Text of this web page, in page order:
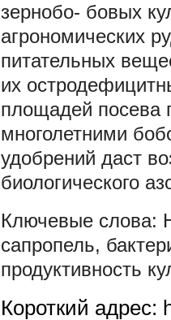
зернобо- бовых
агрономических
питательных
их
площадей посева
многолетними
удобрений даст
биологического
сапропель,
продуктивность
Короткий адрес: